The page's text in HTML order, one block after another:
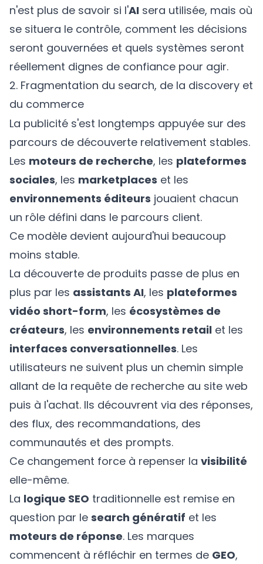
n'est plus de savoir si l'AI sera utilisée, mais où
se situera le contrôle, comment les décisions
seront gouvernées et quels systèmes seront
réellement dignes de confiance pour agir.
2. Fragmentation du search, de la discovery et
du commerce
La publicité s'est longtemps appuyée sur des
parcours de découverte relativement stables.
Les moteurs de recherche, les plateformes
sociales, les marketplaces et les
environnements éditeurs jouaient chacun
un rôle défini dans le parcours client.
Ce modèle devient aujourd'hui beaucoup
moins stable.
La découverte de produits passe de plus en
plus par les assistants AI, les plateformes
vidéo short-form, les écosystèmes de
créateurs, les environnements retail et les
interfaces conversationnelles. Les
utilisateurs ne suivent plus un chemin simple
allant de la requête de recherche au site web
puis à l'achat. Ils découvrent via des réponses,
des flux, des recommandations, des
communautés et des prompts.
Ce changement force à repenser la visibilité
elle-même.
La logique SEO traditionnelle est remise en
question par le search génératif et les
moteurs de réponse. Les marques
commencent à réfléchir en termes de GEO,